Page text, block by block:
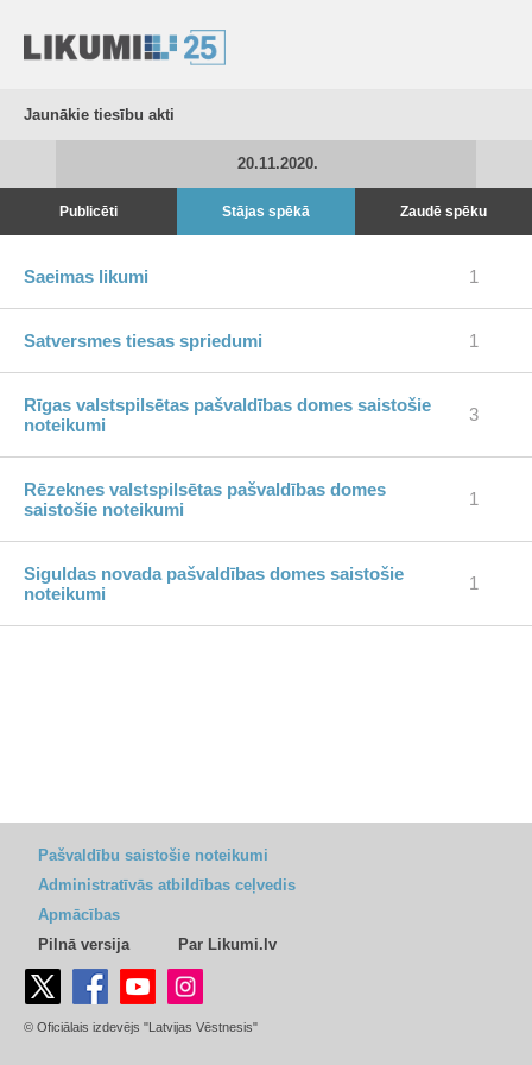
Jaunākie tiesību akti
20.11.2020.
Publicēti Stājas spēkā Zaudē spēku
Saeimas likumi 1
Satversmes tiesas spriedumi 1
Rīgas valstspilsētas pašvaldības domes saistošie
noteikumi
3
Rēzeknes valstspilsētas pašvaldības domes
saistošie noteikumi
1
Siguldas novada pašvaldības domes saistošie
noteikumi
1
Pašvaldību saistošie noteikumi
Administratīvās atbildības ceļvedis
Apmācības
Pilnā versija
Par Likumi.lv
© Oficiālais izdevējs "Latvijas Vēstnesis"